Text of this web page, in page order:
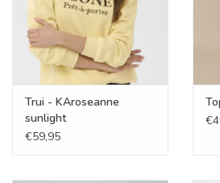
Trui - KAroseanne
sunlight
€59,95